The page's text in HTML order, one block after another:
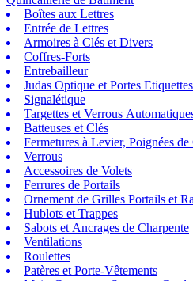
Boîtes aux Lettres
Entrée de Lettres
Armoires à Clés et Divers
Coffres-Forts
Entrebailleur
Judas Optique et Portes Etiquettes
Signalétique
Targettes et Verrous
Batteuses et Clés
Fermetures à Levier, Poignées de
Verrous
Accessoires de Volets
Ferrures de Portails
Ornement de Grilles Portails et
Hublots et Trappes
Sabots et Ancrages de Charpente
Ventilations
Roulettes
Patères et Porte-Vêtements